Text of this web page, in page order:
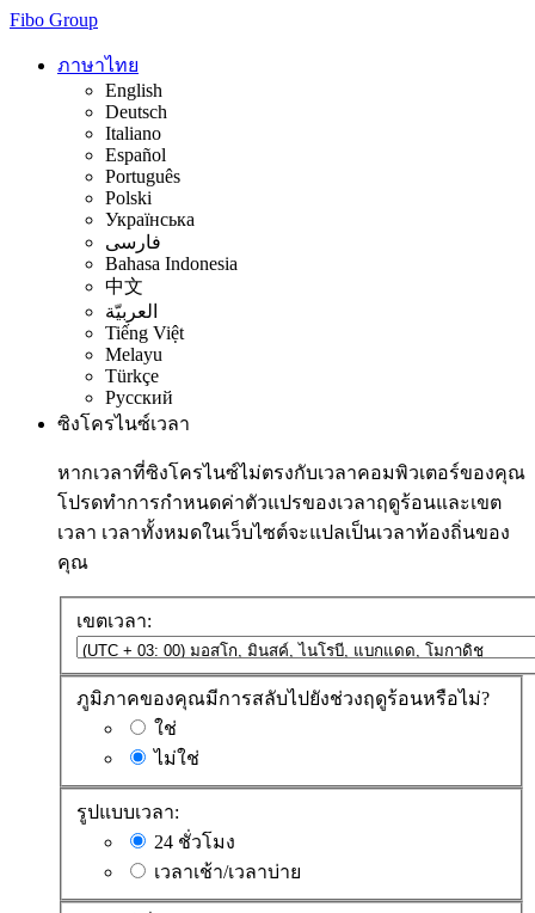
Fibo Group
ภาษาไทย
English
Deutsch
Italiano
Español
Português
Polski
Українська
فارسی
Bahasa Indonesia
中文
العربيّة
Tiếng Việt
Melayu
Türkçe
Русский
ซิงโครไนซ์เวลา
หากเวลาที่ซิงโครไนซ์ไม่ตรงกับเวลาคอมพิวเตอร์ของคุณ
โปรดทำการกำหนดค่าตัวแปรของเวลาฤดูร้อนและเขต
เวลา เวลาทั้งหมดในเว็บไซต์จะแปลเป็นเวลาท้องถิ่นของ
คุณ
เขตเวลา:
ภูมิภาคของคุณมีการสลับไปยังช่วงฤดูร้อนหรือไม่?
ใช่
ไม่ใช่
รูปแบบเวลา:
24 ชั่วโมง
เวลาเช้า/เวลาบ่าย